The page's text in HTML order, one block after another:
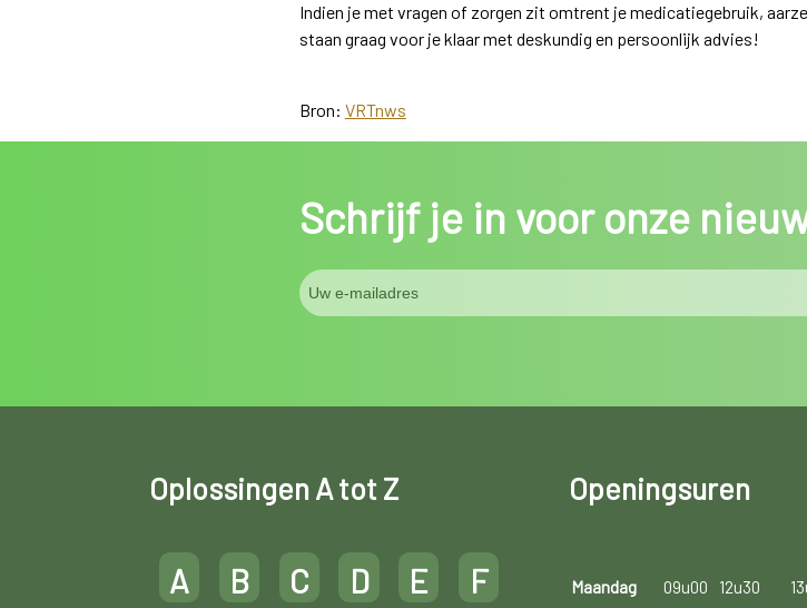
Indien je met vragen of zorgen zit omtrent je medicatiegebruik,
staan graag voor je klaar met deskundig en persoonlijk advies!
Bron: VRTnws
Schrijf je in voor onze
Oplossingen A tot Z
A B C D E
F
Openingsuren
Maandag 09u00 12u30